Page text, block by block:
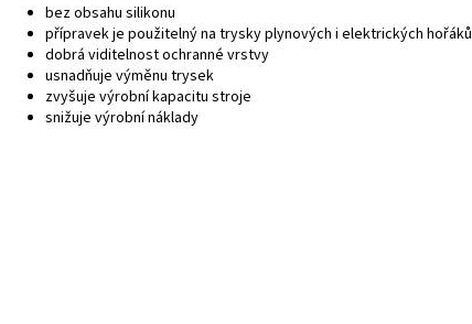
bez obsahu silikonu
přípravek je použitelný na trysky plynových i elektrických hořáků
dobrá viditelnost ochranné vrstvy
usnadňuje výměnu trysek
zvyšuje výrobní kapacitu stroje
snižuje výrobní náklady